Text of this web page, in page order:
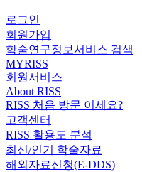
로그인
회원가입
학술연구정보서비스 검색
MYRISS
회원서비스
About RISS
RISS 처음 방문 이세요?
고객센터
RISS 활용도 분석
최신/인기 학술자료
해외자료신청(E-DDS)